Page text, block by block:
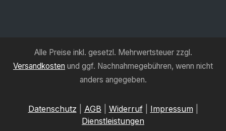
Alle Preise inkl. gesetzl. Mehrwertsteuer zzgl.
Versandkosten und ggf. Nachnahmegebühren, wenn nicht
anders angegeben.
Datenschutz AGB Widerruf| Impressum
Dienstleistungen